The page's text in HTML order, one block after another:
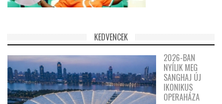
KEDVENCEK
2026-BAN
NYÍLIK MEG
SANGHAJ ÚJ
IKONIKUS
OPERAHÁZA